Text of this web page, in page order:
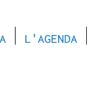
L'AGENDA